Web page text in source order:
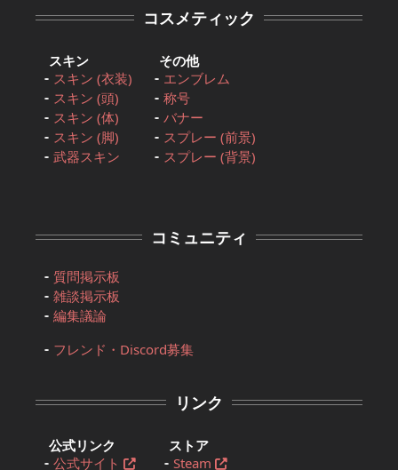
コスメティック
スキン
スキン (衣装)
スキン (頭)
スキン (体)
スキン (脚)
武器スキン
その他
エンブレム
称号
バナー
スプレー (前景)
スプレー (背景)
コミュニティ
質問掲示板
雑談掲示板
編集議論
フレンド・Discord募集
リンク
公式リンク
公式サイト
ストア
Steam